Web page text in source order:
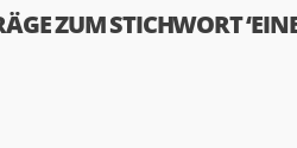
ZUM STICHWORT